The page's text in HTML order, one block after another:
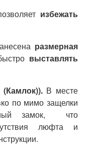
избежать
размерная
выставлять
В месте
по мимо защелки
замок, что
люфта и